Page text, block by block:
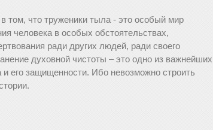
том, что труженики тыла - это особый мир
человека в особых обстоятельствах,
ради других людей, ради своего
духовной чистоты – это одно из важнейших
и его защищенности. Ибо невозможно строить